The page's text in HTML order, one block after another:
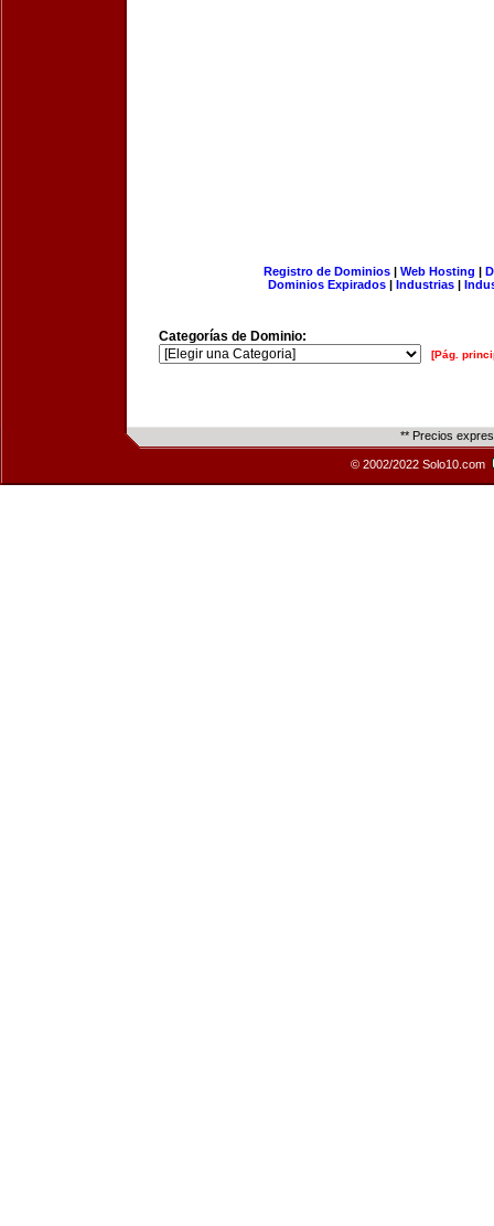
Registro de Dominios| Web Hosting |
Dominios Expirados | Industrias |
Categorías de Dominio:
[Pág.
** Precios
© 2002/2022 Solo10.com